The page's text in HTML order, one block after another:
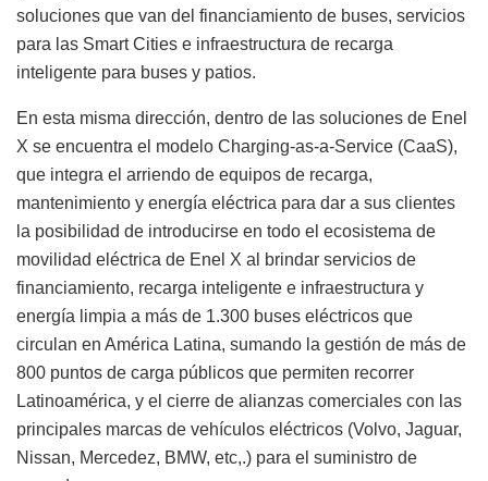
soluciones que van del financiamiento de buses, servicios
para las Smart Cities e infraestructura de recarga
inteligente para buses y patios.
En esta misma dirección, dentro de las soluciones de Enel
X se encuentra el modelo Charging-as-a-Service (CaaS),
que integra el arriendo de equipos de recarga,
mantenimiento y energía eléctrica para dar a sus clientes
la posibilidad de introducirse en todo el ecosistema de
movilidad eléctrica de Enel X al brindar servicios de
financiamiento, recarga inteligente e infraestructura y
energía limpia a más de 1.300 buses eléctricos que
circulan en América Latina, sumando la gestión de más de
800 puntos de carga públicos que permiten recorrer
Latinoamérica, y el cierre de alianzas comerciales con las
principales marcas de vehículos eléctricos (Volvo, Jaguar,
Nissan, Mercedez, BMW, etc,.) para el suministro de